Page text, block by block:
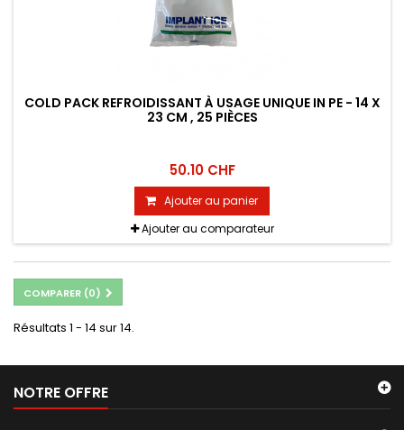
COLD PACK REFROIDISSANT À USAGE UNIQUE IN PE - 14 X
23 CM , 25 PIÈCES
50.10 CHF
Ajouter au panier
Ajouter au comparateur
COMPARER (0)
Résultats 1 - 14 sur 14.
NOTRE OFFRE